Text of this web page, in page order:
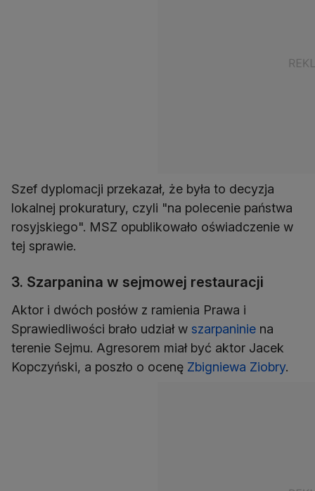
Szef dyplomacji przekazał, że była to decyzja
lokalnej prokuratury, czyli "na polecenie państwa
rosyjskiego". MSZ opublikowało oświadczenie w
tej sprawie.
3. Szarpanina w sejmowej restauracji
Aktor i dwóch posłów z ramienia Prawa i
Sprawiedliwości brało udział w szarpaninie na
terenie Sejmu. Agresorem miał być aktor Jacek
Kopczyński, a poszło o ocenę Zbigniewa Ziobry.